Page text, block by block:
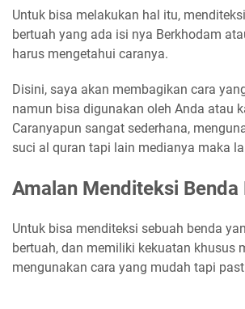
Untuk bisa melakukan hal itu,
bertuah yang ada isi nya Berkhodam
harus mengetahui caranya.
Disini, saya akan membagikan cara
namun bisa digunakan oleh Anda atau
Caranyapun sangat sederhana,
suci al quran tapi lain medianya maka
Amalan Menditeksi Benda
Untuk bisa menditeksi sebuah benda
bertuah, dan memiliki kekuatan khusus
mengunakan cara yang mudah tapi